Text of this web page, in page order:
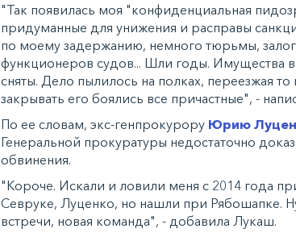
"Так появилась моя "конфиденциальная
придуманные для унижения и расправы
по моему задержанию, немного тюрьмы,
функционеров судов... Шли годы. Имущества
сняты. Дело пылилось на полках, переезжая
закрывать его боялись все причастные", -
По ее словам, экс-генпрокурору Юрию
Генеральной прокуратуры недостаточно
обвинения.
"Короче. Искали и ловили меня с 2014 года
Севруке, Луценко, но нашли при Рябошапке.
встречи, новая команда", - добавила Лукаш.